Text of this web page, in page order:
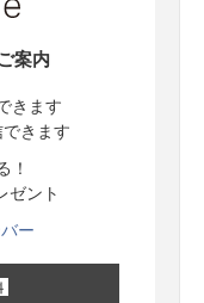
案内
きます
きます
！
ゼント
ー